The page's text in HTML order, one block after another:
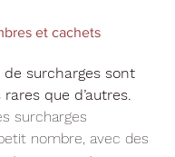
et cachets
surcharges sont
que d’autres.
surcharges
nombre, avec des